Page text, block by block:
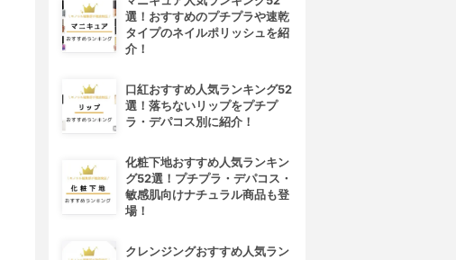
選！おすすめのプチプラや速乾
タイプのネイルポリッシュを紹
介！
口紅おすすめ人気ランキング52
選！落ちないリップをプチプ
ラ・デパコス別に紹介！
化粧下地おすすめ人気ランキン
グ52選！プチプラ・デパコス・
敏感肌向けナチュラル商品も登
場！
クレンジングおすすめ人気ラン